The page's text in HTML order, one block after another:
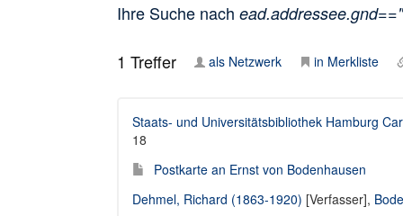
Ihre Suche nach
1 Treffer als Netzwerk in Merkliste
Staats- und Universitätsbibliothek Hamburg
18
Postkarte an Ernst von Bodenhausen
Dehmel, Richard (1863-1920) [Verfasser],